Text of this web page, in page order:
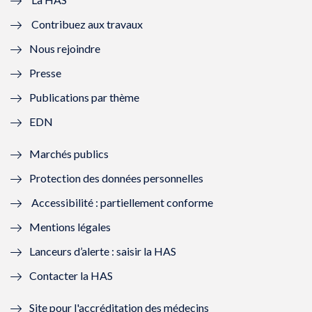
l
l
f
n
ê
t
r
e
)
e
e
n
ê
r
ê
t
e
ê
Contribuez aux travaux
Nous rejoindre
Presse
Publications par thème
EDN
Marchés publics
Protection des données personnelles
Accessibilité : partiellement conforme
Mentions légales
Lanceurs d’alerte : saisir la HAS
Contacter la HAS
Site pour l'accréditation des médecins